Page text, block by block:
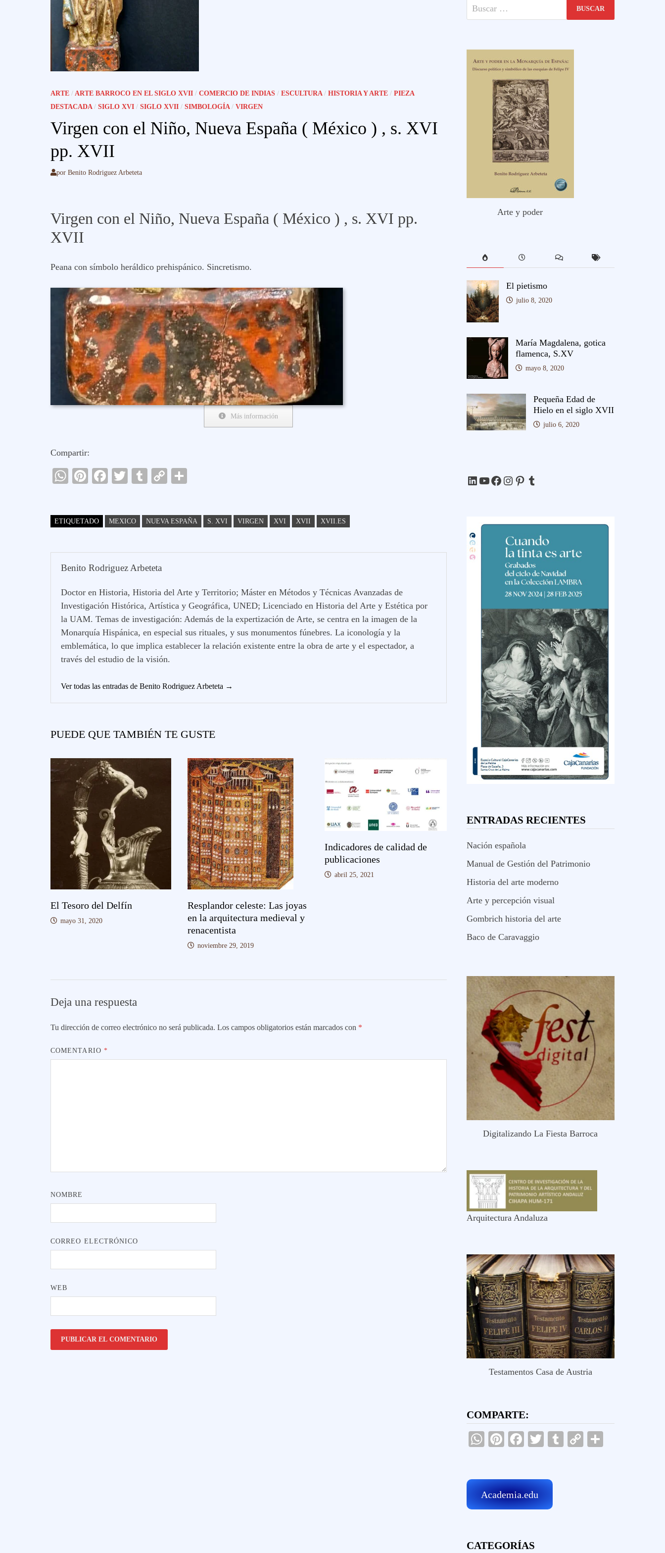
ARTE / ARTE BARROCO EN EL SIGLO XVII / COMERCIO DE INDIAS / ESCULTURA/ HISTORIA Y ARTE / PIEZA
DESTACADA/ SIGLO XVI / SIGLO XVII / SIMBOLOGÍA/ VIRGEN
Virgen con el Niño, Nueva España ( México ) , s. XVI
pp. XVII
por Benito Rodriguez Arbeteta
Virgen con el Niño, Nueva España ( México ) , s. XVI pp.
XVII
Peana con símbolo heráldico prehispánico. Sincretismo.
Más información
Compartir:
W
A
Pi
es
Fa
ok
T
r
T
bl
C
Li pa
r
ETIQUETADO MEXICO NUEVA ESPAÑA S. XVI VIRGEN XVI XVII XVII.ES
Benito Rodriguez Arbeteta
Doctor en Historia, Historia del Arte y Territorio; Máster en Métodos y Técnicas Avanzadas de
Investigación Histórica, Artística y Geográfica, UNED; Licenciado en Historia del Arte y Estética por
la UAM. Temas de investigación: Además de la expertización de Arte, se centra en la imagen de la
Monarquía Hispánica, en especial sus rituales, y sus monumentos fúnebres. La iconología y la
emblemática, lo que implica establecer la relación existente entre la obra de arte y el espectador, a
través del estudio de la visión.
Ver todas las entradas de Benito Rodriguez Arbeteta →
PUEDE QUE TAMBIÉN TE GUSTE
El Tesoro del Delfín
mayo 31, 2020
Resplandor celeste: Las joyas
en la arquitectura medieval y
renacentista
noviembre 29, 2019
Indicadores de calidad de
publicaciones
abril 25, 2021
Deja una respuesta
Tu dirección de correo electrónico no será publicada. Los campos obligatorios están marcados con *
COMENTARIO *
NOMBRE
CORREO ELECTRÓNICO
WEB
Buscar:
Arte y poder
El pietismo
julio 8, 2020
María Magdalena, gotica
flamenca, S.XV
mayo 8, 2020
Pequeña Edad de
Hielo en el siglo XVII
julio 6, 2020
LinkedIn
YouTube
Facebook
Instagram
Pinterest
Tumblr
ENTRADAS RECIENTES
Nación española
Manual de Gestión del Patrimonio
Historia del arte moderno
Arte y percepción visual
Gombrich historia del arte
Baco de Caravaggio
Digitalizando La Fiesta Barroca
Arquitectura Andaluza
Testamentos Casa de Austria
COMPARTE:
WhatsApp
Pinterest
Facebook
TwitterTumblr
Copy
Academia.edu
CATEGORÍAS